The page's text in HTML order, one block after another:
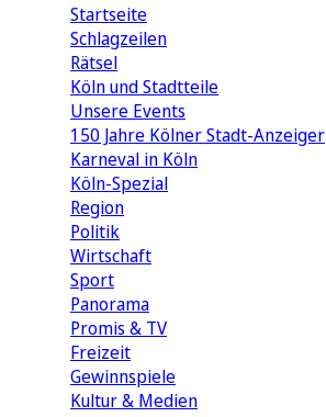
Startseite
Schlagzeilen
Rätsel
Köln und Stadtteile
Unsere Events
150 Jahre Kölner Stadt-Anzeiger
Karneval in Köln
Köln-Spezial
Region
Politik
Wirtschaft
Sport
Panorama
Promis & TV
Freizeit
Gewinnspiele
Kultur & Medien